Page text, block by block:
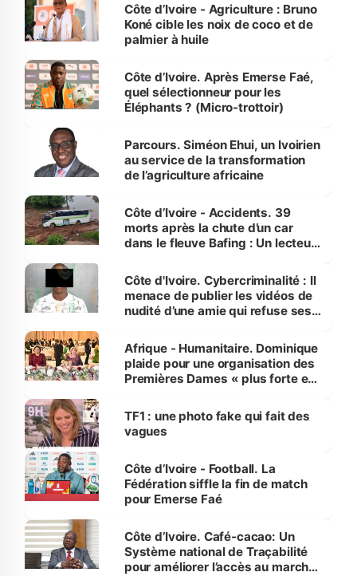
Côte d’Ivoire - Agriculture : Bruno
Koné cible les noix de coco et de
palmier à huile
Côte d’Ivoire. Après Emerse Faé,
quel sélectionneur pour les
Éléphants ? (Micro-trottoir)
Parcours. Siméon Ehui, un Ivoirien
au service de la transformation
de l’agriculture africaine
Côte d’Ivoire - Accidents. 39
morts après la chute d’un car
dans le fleuve Bafing : Un lecteur
des Transports
Côte d'Ivoire. Cybercriminalité : Il
menace de publier les vidéos de
nudité d’une amie qui refuse ses
Afrique - Humanitaire. Dominique
plaide pour une organisation des
Premières Dames « plus forte et
sur la scène internationale »
TF1 : une photo fake qui fait des
vagues
Côte d’Ivoire - Football. La
Fédération siffle la fin de match
pour Emerse Faé
Côte d’Ivoire. Café-cacao: Un
Système national de Traçabilité
pour améliorer l’accès au marché